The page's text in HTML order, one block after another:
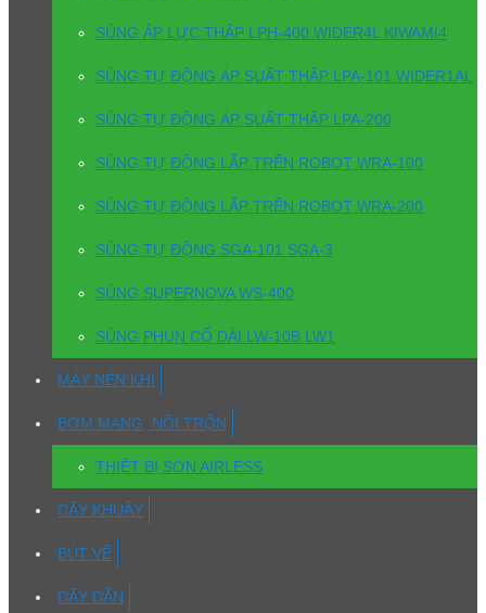
SÚNG ÁP LỰC THẤP LPH-400 WIDER4L KIWAMI4
SÚNG TỰ ĐỘNG ÁP SUẤT THẤP LPA-101 WIDER1AL
SÚNG TỰ ĐỘNG ÁP SUẤT THẤP LPA-200
SÚNG TỰ ĐỘNG LẮP TRÊN ROBOT WRA-100
SÚNG TỰ ĐỘNG LẮP TRÊN ROBOT WRA-200
SÚNG TỰ ĐỘNG SGA-101 SGA-3
SÚNG SUPERNOVA WS-400
SÚNG PHUN CỔ DÀI LW-10B LW1
MÁY NÉN KHÍ
BƠM MÀNG, NỒI TRỘN
THIẾT BỊ SƠN AIRLESS
CÂY KHUẤY
BÚT VẼ
DÂY DẪN